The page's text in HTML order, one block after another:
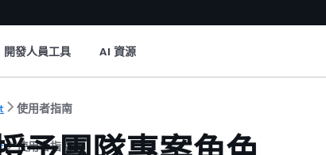
開發人員工具 AI 資源
使用者指南
使用者指南